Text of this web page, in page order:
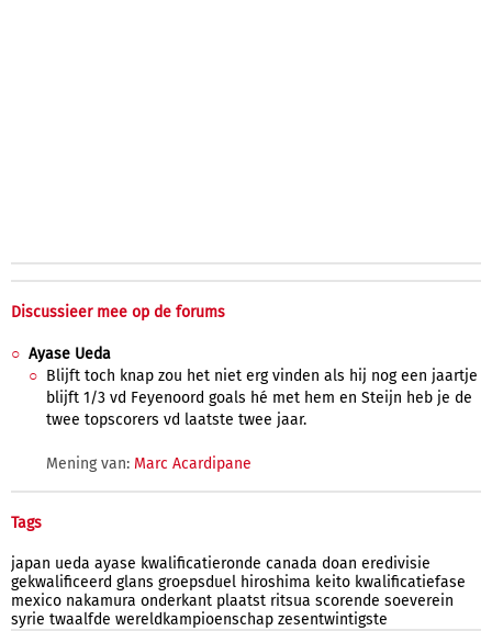
Discussieer mee op de forums
Ayase Ueda
Blijft toch knap zou het niet erg vinden als hij nog een jaartje
blijft 1/3 vd Feyenoord goals hé met hem en Steijn heb je de
twee topscorers vd laatste twee jaar.
Mening van: Marc Acardipane
Tags
japan ueda ayase kwalificatieronde canada doan eredivisie
gekwalificeerd glans groepsduel hiroshima keito kwalificatiefase
mexico nakamura onderkant plaatst ritsua scorende soeverein
syrie twaalfde wereldkampioenschap zesentwintigste